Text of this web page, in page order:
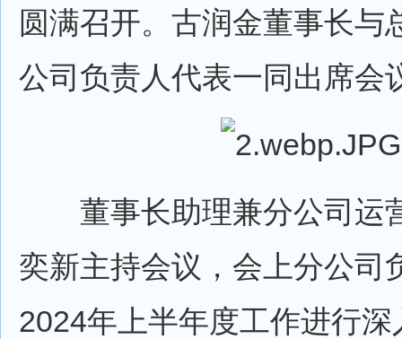
圆满召开。古润金董事长与
公司负责人代表一同出席会
董事长助理兼分公司运
奕新主持会议，会上分公司
2024年上半年度工作进行